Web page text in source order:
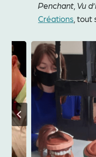
Penchant, Vu
Créations , tout